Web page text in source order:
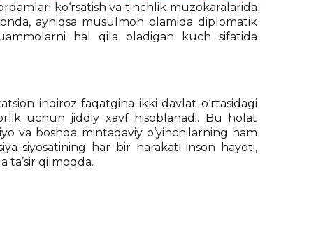
ko‘rsatish va tinchlik muzokaralarida
ayniqsa musulmon olamida diplomatik
hal qila oladigan kuch sifatida
inqiroz faqatgina ikki davlat o‘rtasidagi
uchun jiddiy xavf hisoblanadi. Bu holat
va boshqa mintaqaviy o‘yinchilarning ham
siyosatining har bir harakati inson hayoti,
ta’sir qilmoqda.